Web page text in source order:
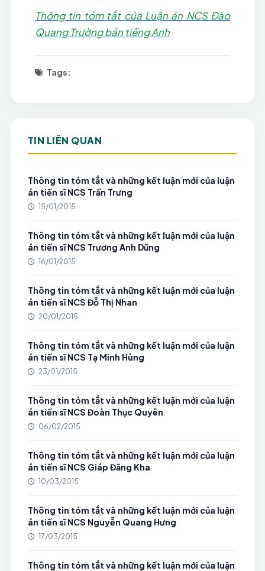
Thông tin tóm tắt của Luận án NCS Đào
Quang Trường bản tiếng Anh
Tags:
TIN LIÊN QUAN
Thông tin tóm tắt và những kết luận mới của luận
án tiến sĩ NCS Trần Trưng
15/01/2015
Thông tin tóm tắt và những kết luận mới của luận
án tiến sĩ NCS Trương Anh Dũng
16/01/2015
Thông tin tóm tắt và những kết luận mới của luận
án tiến sĩ NCS Đỗ Thị Nhan
20/01/2015
Thông tin tóm tắt và những kết luận mới của luận
án tiến sĩ NCS Tạ Minh Hùng
23/01/2015
Thông tin tóm tắt và những kết luận mới của luận
án tiến sĩ NCS Đoàn Thục Quyên
06/02/2015
Thông tin tóm tắt và những kết luận mới của luận
án tiến sĩ NCS Giáp Đăng Kha
10/03/2015
Thông tin tóm tắt và những kết luận mới của luận
án tiến sĩ NCS Nguyễn Quang Hưng
17/03/2015
Thông tin tóm tắt và những kết luận mới của luận